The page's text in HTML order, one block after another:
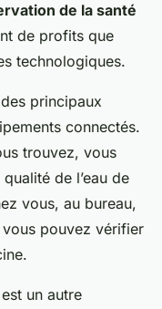
de la santé
de profits que
technologiques.
des principaux
connectés.
trouvez, vous
de l’eau de
vous, au bureau,
pouvez vérifier
est un autre